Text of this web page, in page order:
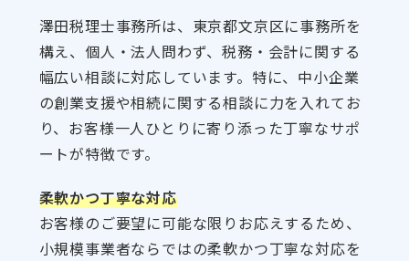
澤田税理士事務所は、東京都文京区に事務所を
構え、個人・法人問わず、税務・会計に関する
幅広い相談に対応しています。特に、中小企業
の創業支援や相続に関する相談に力を入れてお
り、お客様一人ひとりに寄り添った丁寧なサポ
ートが特徴です。
柔軟かつ丁寧な対応
お客様のご要望に可能な限りお応えするため、
小規模事業者ならではの柔軟かつ丁寧な対応を